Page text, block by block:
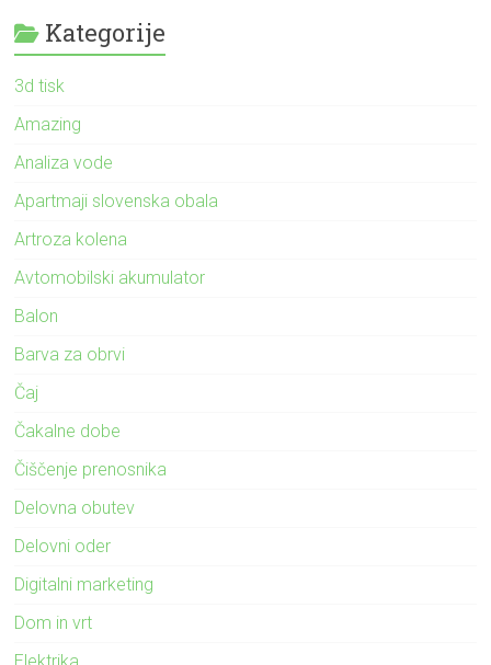
Kategorije
3d tisk
Amazing
Analiza vode
Apartmaji slovenska obala
Artroza kolena
Avtomobilski akumulator
Balon
Barva za obrvi
Čaj
Čakalne dobe
Čiščenje prenosnika
Delovna obutev
Delovni oder
Digitalni marketing
Dom in vrt
Elektrika